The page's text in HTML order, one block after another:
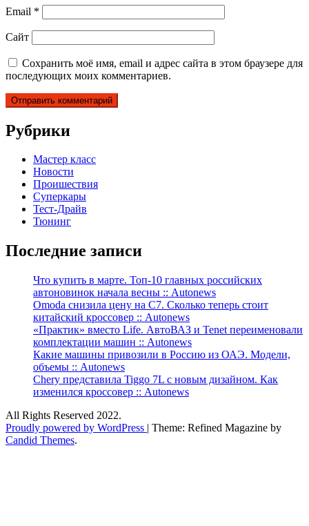
Email *
Сайт
Сохранить моё имя, email и адрес сайта в этом браузере для
последующих моих комментариев.
Рубрики
Мастер класс
Новости
Проишествия
Суперкары
Тест-Драйв
Тюнинг
Последние записи
Что купить в марте. Топ-10 главных российских
автоновинок начала весны :: Autonews
Omoda снизила цену на C7. Сколько теперь стоит
китайский кроссовер :: Autonews
«Практик» вместо Life. АвтоВАЗ и Tenet переименовали
комплектации машин :: Autonews
Какие машины привозили в Россию из ОАЭ. Модели,
объемы :: Autonews
Chery представила Tiggo 7L с новым дизайном. Как
изменился кроссовер :: Autonews
All Rights Reserved 2022.
Proudly powered by WordPress | Theme: Refined Magazine by
Candid Themes.